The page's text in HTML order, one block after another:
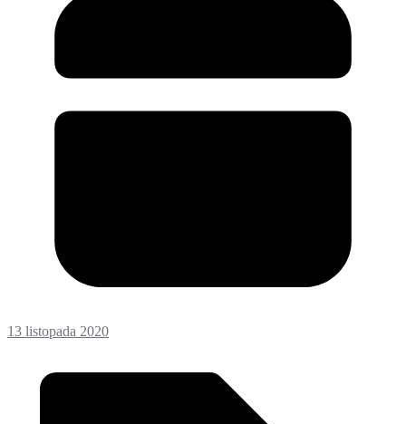
13 listopada 2020